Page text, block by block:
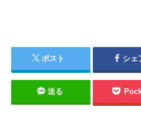
ポスト シェ
送る